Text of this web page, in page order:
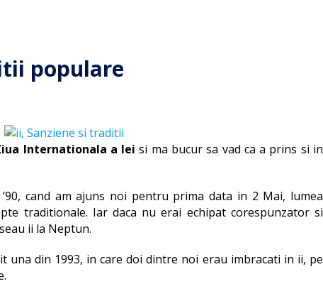
populare
Internationala a Iei si ma bucur sa vad ca a prins si in
cand am ajuns noi pentru prima data in 2 Mai, lumea
traditionale. Iar daca nu erai echipat corespunzator si
ii la Neptun.
una din 1993, in care doi dintre noi erau imbracati in ii, pe